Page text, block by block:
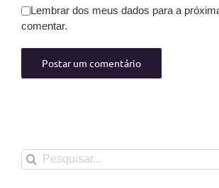
Lembrar dos meus dados para a
comentar.
Buscar
resultados